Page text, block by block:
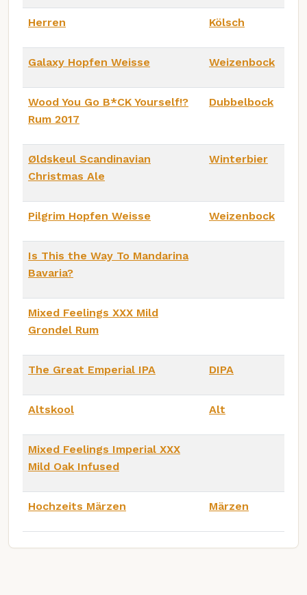
Herren Kölsch
Galaxy Hopfen Weisse Weizenbock
Wood You Go B*CK Yourself!?
Rum 2017
Dubbelbock
Øldskeul Scandinavian
Christmas Ale
Winterbier
Pilgrim Hopfen Weisse Weizenbock
Is This the Way To Mandarina
Bavaria?
Mixed Feelings XXX Mild
Grondel Rum
The Great Emperial IPA DIPA
Altskool Alt
Mixed Feelings Imperial XXX
Mild Oak Infused
Hochzeits Märzen Märzen